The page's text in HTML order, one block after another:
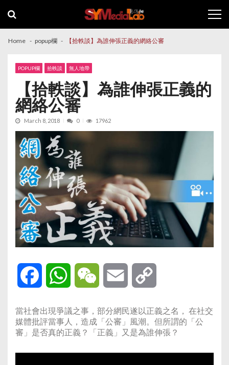
navigation
content
Home popup欄 【拾軼談】為誰伸張正義的網絡公審
POPUP欄 拾軼談 無人地帶
【拾軼談】為誰伸張正義的
網絡公審
March 8, 2018 0 17962
Facebook WhatsAppWeChat Email
當社會出現爭議之事，部分網民遂以正義之名 ， 在社交
媒體批評當事人，造成「公審」風潮。但所謂的「公
審」是否真的正義？「正義」又是為誰伸張？